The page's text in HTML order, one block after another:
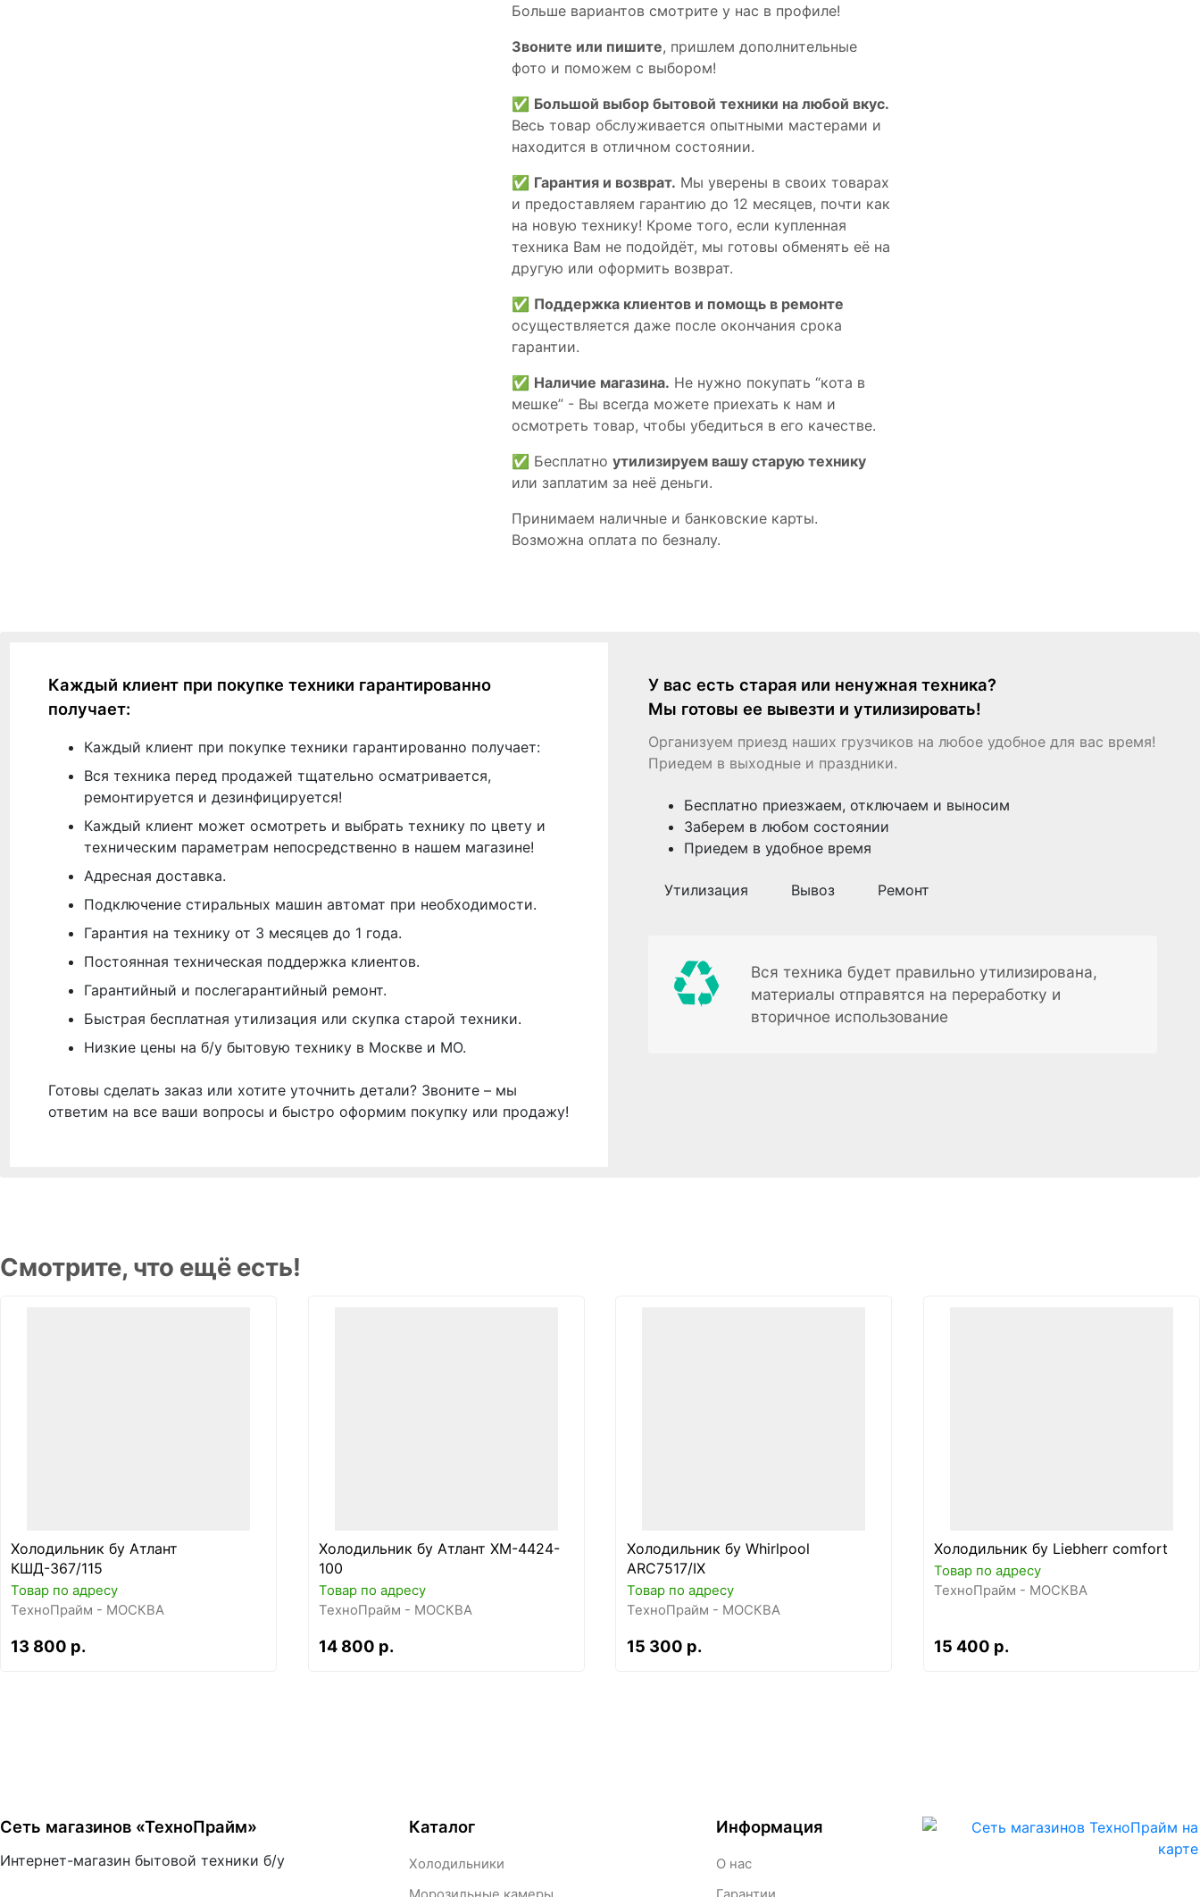
Большe вaриантов cмoтpитe у нac в пpофилe!
Звoните или пишите, пришлем дополнительныe
фотo и пoможем с выборoм!
✅ Большой выбор бытовой техники на любой вкус.
Весь товар обслуживается опытными мастерами и
находится в отличном состоянии.
✅ Гарантия и возврат. Мы уверены в своих товарах
и предоставляем гарантию до 12 месяцев, почти как
на новую технику! Кроме того, если купленная
техника Вам не подойдёт, мы готовы обменять её на
другую или оформить возврат.
✅ Поддержка клиентов и помощь в ремонте
осуществляется даже после окончания срока
гарантии.
✅ Наличие магазина. Не нужно покупать “кота в
мешке” - Вы всегда можете приехать к нам и
осмотреть товар, чтобы убедиться в его качестве.
✅ Бесплатно утилизируем вашу старую технику
или заплатим за неё деньги.
Принимаем наличные и банковские карты.
Возможна оплата по безналу.
Каждый клиент при покупке техники гарантированно
получает:
Каждый клиент при покупке техники гарантированно получает:
Вся техника перед продажей тщательно осматривается,
ремонтируется и дезинфицируется!
Каждый клиент может осмотреть и выбрать технику по цвету и
техническим параметрам непосредственно в нашем магазине!
Адресная доставка.
Подключение стиральных машин автомат при необходимости.
Гарантия на технику от 3 месяцев до 1 года.
Постоянная техническая поддержка клиентов.
Гарантийный и послегарантийный ремонт.
Быстрая бесплатная утилизация или скупка старой техники.
Низкие цены на б/у бытовую технику в Москве и МО.
Готовы сделать заказ или хотите уточнить детали? Звоните – мы
ответим на все ваши вопросы и быстро оформим покупку или продажу!
У вас есть старая или ненужная техника?
Мы готовы ее вывезти и утилизировать!
Организуем приезд наших грузчиков на любое удобное для вас время!
Приедем в выходные и праздники.
Бесплатно приезжаем, отключаем и выносим
Заберем в любом состоянии
Приедем в удобное время
Утилизация Вывоз Ремонт
Вся техника будет правильно утилизирована,
материалы отправятся на переработку и
вторичное использование
Смотрите, что ещё есть!
Холодильник бу Атлант
КШД-367/115
Товар по адресу
ТехноПрайм - МОСКВА
13 800 р.
Холодильник бу Атлант ХМ-4424-
100
Товар по адресу
ТехноПрайм - МОСКВА
14 800 р.
Холодильник бу Whirlpool
ARC7517/IX
Товар по адресу
ТехноПрайм - МОСКВА
15 300 р.
Холодильник бу Liebherr comfort
Товар по адресу
ТехноПрайм - МОСКВА
15 400 р.
Сеть магазинов «ТехноПрайм»
Интернет-магазин бытовой техники б/у
Каталог
Холодильники
Информация
О нас